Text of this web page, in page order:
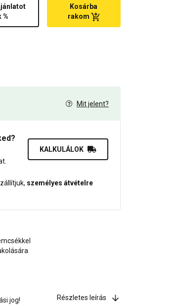
%
Kosárba
rakom
Mit jelent?
KALKULÁLOK
személyes átvételre
jog!
Részletes leírás